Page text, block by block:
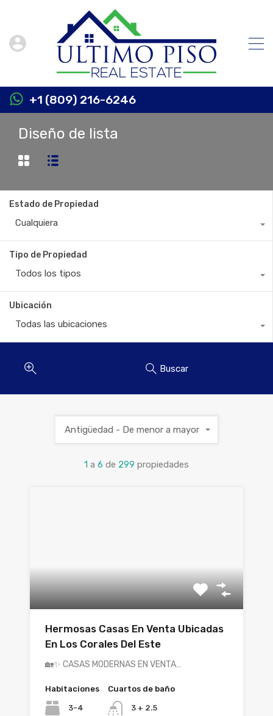
+1 (809) 216-6246
Diseño de lista
Estado de Propiedad
Cualquiera
Tipo de Propiedad
Todos los tipos
Ubicación
Todas las ubicaciones
Buscar
1 a 6 de 299 propiedades
Antigüedad - De menor a mayor
Hermosas Casas En Venta Ubicadas
En Los Corales Del Este
🏡✨ CASAS MODERNAS EN VENTA…
Habitaciones
3-4
Cuartos de baño
3 + 2.5